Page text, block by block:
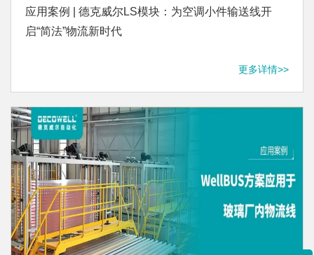
应用案例 | 德克威尔LS模块：为空调小件输送线开
启“简法”物流新时代
更多详情>>